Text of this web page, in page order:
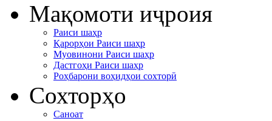
Мақомоти иҷроия
Раиси шаҳр
Қарорҳои Раиси шаҳр
Муовинони Раиси шаҳр
Дастгоҳи Раиси шаҳр
Роҳбарони воҳидҳои сохторӣ
Сохторҳо
Саноат